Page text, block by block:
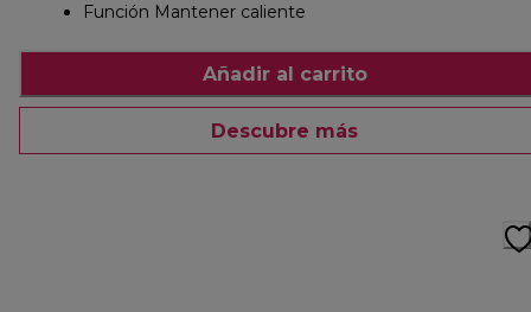
Función Mantener caliente
Añadir al carrito
Descubre más